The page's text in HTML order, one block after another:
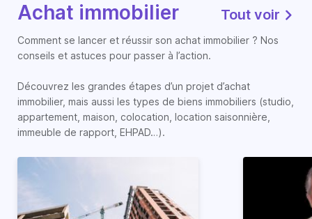
Achat immobilier Tout voir
Comment se lancer et réussir son achat immobilier ? Nos
conseils et astuces pour passer à l’action.
Découvrez les grandes étapes d’un projet d’achat
immobilier, mais aussi les types de biens immobiliers (studio,
appartement, maison, colocation, location saisonnière,
immeuble de rapport, EHPAD…).